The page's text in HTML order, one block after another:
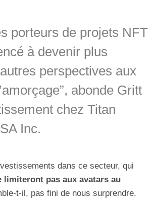
porteurs de projets NFT
à devenir plus
perspectives aux
abonde Gritt
chez Titan
Inc.
dans ce secteur, qui
limiteront pas aux avatars au
t-il, pas fini de nous surprendre.